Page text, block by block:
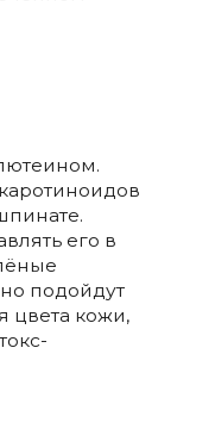
его в
подойдут
цвета кожи,